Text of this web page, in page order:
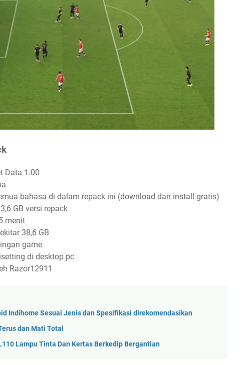
Data 1.00
bahasa di dalam repack ini (download dan install gratis)
GB versi repack
menit
38,6 GB
game
di desktop pc
Razor12911
Indihome Sesuai Jenis dan Spesifikasi direkomendasikan
dan Mati Total
Lampu Tinta Dan Kertas Berkedip Bergantian